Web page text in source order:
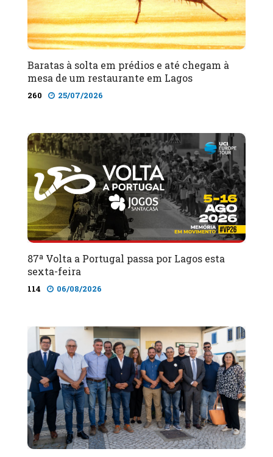
Baratas à solta em prédios e até chegam à
mesa de um restaurante em Lagos
260 25/07/2026
87ª Volta a Portugal passa por Lagos esta
sexta-feira
114 06/08/2026